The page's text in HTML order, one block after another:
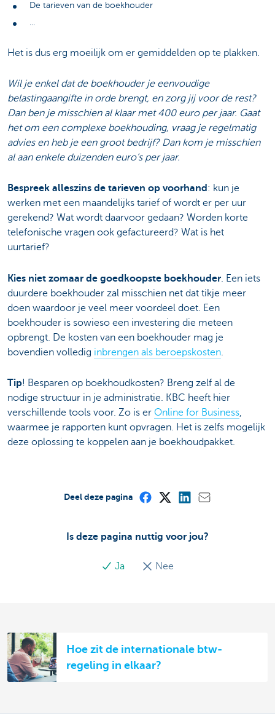
De tarieven van de boekhouder
...
Het is dus erg moeilijk om er gemiddelden op te plakken.
Wil je enkel dat de boekhouder je eenvoudige
belastingaangifte in orde brengt, en zorg jij voor de rest?
Dan ben je misschien al klaar met 400 euro per jaar. Gaat
het om een complexe boekhouding, vraag je regelmatig
advies en heb je een groot bedrijf? Dan kom je misschien
al aan enkele duizenden euro’s per jaar.
Bespreek alleszins de tarieven op voorhand : kun je
werken met een maandelijks tarief of wordt er per uur
gerekend? Wat wordt daarvoor gedaan? Worden korte
telefonische vragen ook gefactureerd? Wat is het
uurtarief?
Kies niet zomaar de goedkoopste boekhouder. Een iets
duurdere boekhouder zal misschien net dat tikje meer
doen waardoor je veel meer voordeel doet. Een
boekhouder is sowieso een investering die meteen
opbrengt. De kosten van een boekhouder mag je
bovendien volledig inbrengen als beroepskosten.
Tip! Besparen op boekhoudkosten? Breng zelf al de
nodige structuur in je administratie. KBC heeft hier
verschillende tools voor. Zo is er Online for Business,
waarmee je rapporten kunt opvragen. Het is zelfs mogelijk
deze oplossing te koppelen aan je boekhoudpakket.
Is deze pagina nuttig voor jou?
Ja Nee
Deel deze pagina
Hoe zit de internationale btw-
regeling in elkaar?